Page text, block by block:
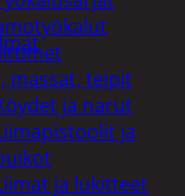
massat, teipit
ja narut
ja
ja lukitteet